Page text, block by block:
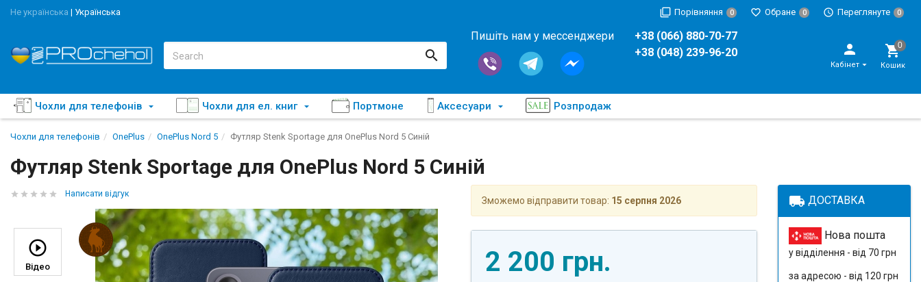
Не українська | Українська Порівняння 0 Обране 0 Переглянуте 0
Пишіть нам у мессенджери
+38 (066) 880-70-77
+38 (048) 239-96-20
Кабінет Кошик
Чохли для телефонів Чохли для ел. книг Портмоне Аксесуари Розпродаж
Чохли для телефонів OnePlus OnePlus Nord 5 Футляр Stenk Sportage для OnePlus Nord 5 Синій
Футляр Stenk Sportage для OnePlus Nord 5 Синій
Написати відгук
Відео
Зможемо відправити товар: 15 серпня 2026
2 200 грн.
local_shipping ДОСТАВКА
Нова пошта
у відділення - від 70 грн
за адресою - від 120 грн